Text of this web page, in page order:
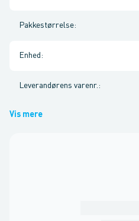
Pakkestørrelse:
Enhed :
Leverandørens varenr. :
Vis mere